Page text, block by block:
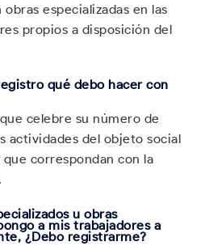
especializadas en las
propios a disposición del
qué debo hacer con
celebre su número de
actividades del objeto social
correspondan con la
u obras
a mis trabajadores a
¿Debo registrarme?